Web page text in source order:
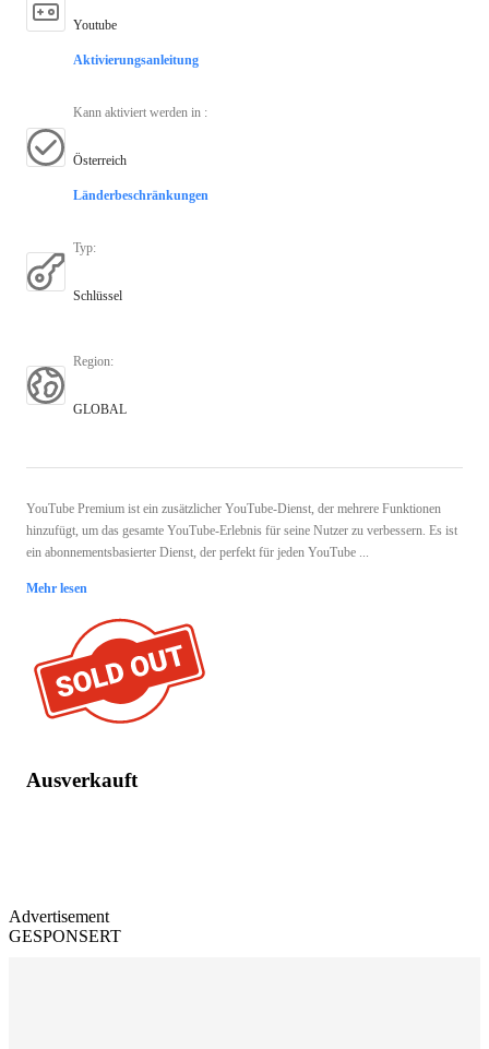
Youtube
Aktivierungsanleitung
Kann aktiviert werden in :
Österreich
Länderbeschränkungen
Typ:
Schlüssel
Region:
GLOBAL
YouTube Premium ist ein zusätzlicher YouTube-Dienst, der mehrere Funktionen
hinzufügt, um das gesamte YouTube-Erlebnis für seine Nutzer zu verbessern. Es ist
ein abonnementsbasierter Dienst, der perfekt für jeden YouTube ...
Mehr lesen
Ausverkauft
Advertisement
GESPONSERT